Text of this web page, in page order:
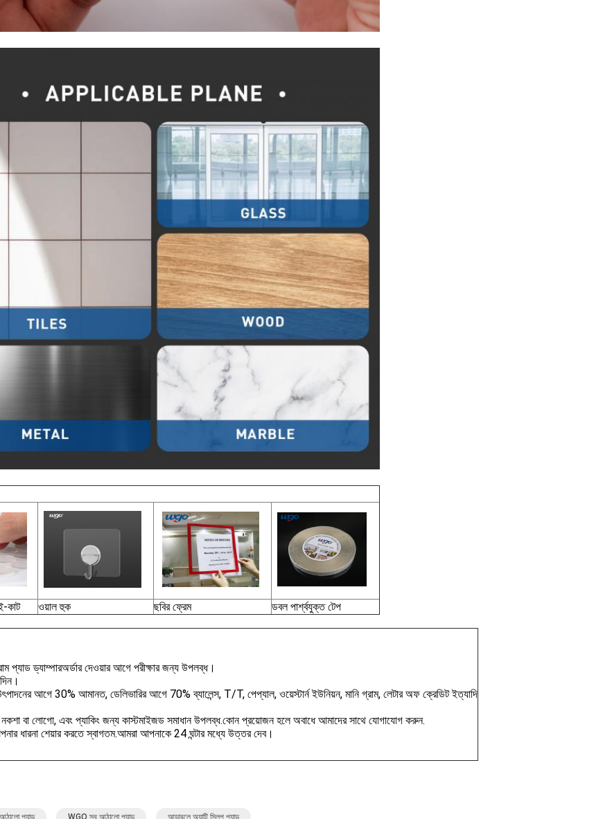
কাট ওয়াল হুক ছবির ফ্রেম ডবল পার্শ্বযুক্ত টেপ
প্যাড ড্যাম্পারঅর্ডার দেওয়ার আগে পরীক্ষার জন্য উপলব্ধ।
উৎপাদনের আগে 30% আমানত, ডেলিভারির আগে 70% ব্যালেন্স, T/T, পেপ্যাল, ওয়েস্টার্ন ইউনিয়ন, মানি গ্রাম, লেটার অফ ক্রেডিট ইত্যাদি
বা লোগো, এবং প্যাকিং জন্য কাস্টমাইজড সমাধান উপলব্ধ.কোন প্রয়োজন হলে অবাধে আমাদের সাথে যোগাযোগ করুন.
ধারনা শেয়ার করতে স্বাগতম.আমরা আপনাকে 24 ঘন্টার মধ্যে উত্তর দেব।
প্যাড WGO স্ব আঠালো প্যাড আন্ডারলে অ্যান্টি স্লিপ প্যাড